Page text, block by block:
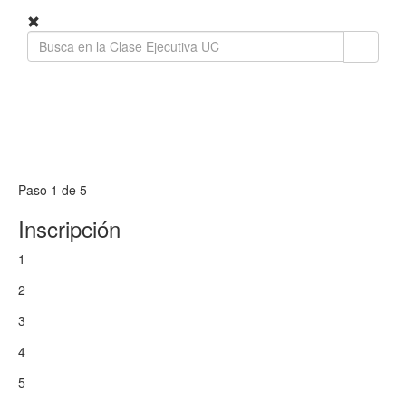
Paso 1 de 5
Inscripción
1
2
3
4
5